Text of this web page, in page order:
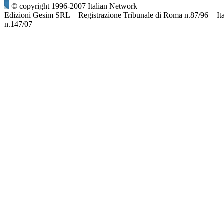
© copyright 1996-2007 Italian Network
Edizioni Gesim SRL − Registrazione Tribunale di Roma n.87/96 −
n.147/07